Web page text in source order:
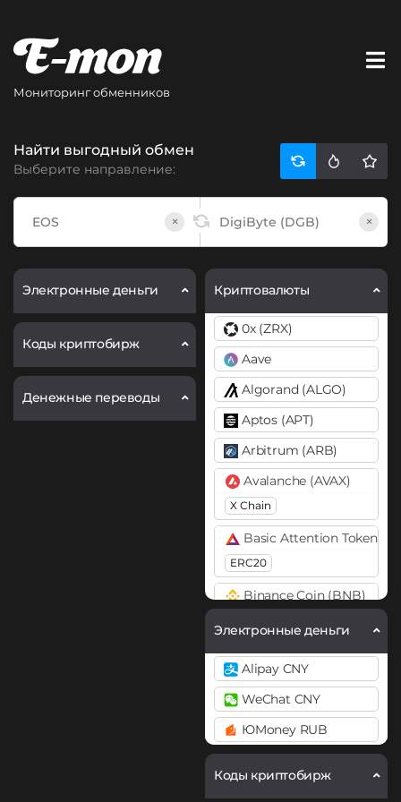
Мониторинг обменников
Найти выгодный обмен
Выберите направление:
× ×
Электронные деньги
Коды криптобирж
Денежные переводы
Криптовалюты
0x (ZRX)
Aave
Algorand (ALGO)
Aptos (APT)
Arbitrum (ARB)
Avalanche (AVAX)
X Chain
Basic Attention Token
ERC20
Binance Coin (BNB)
Bitcoin (BTC)
BTC BEP20
Bitcoin Cash (BCH)
Cardano (ADA)
Chainlink (LINK)
ERC20
Электронные деньги
Alipay CNY
WeChat CNY
ЮMoney RUB
Коды криптобирж